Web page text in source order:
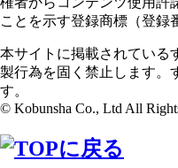
ことを示す登録商標（登録
本サイトに掲載されている
製行為を固く禁止します。
す。
© Kobunsha Co., Ltd All